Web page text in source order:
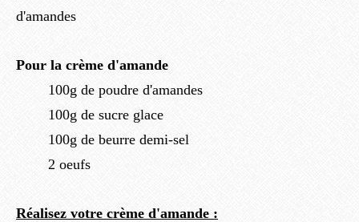
d'amandes
Pour la crème d'amande
100g de poudre d'amandes
100g de sucre glace
100g de beurre demi-sel
2 oeufs
Réalisez votre crème d'amande :